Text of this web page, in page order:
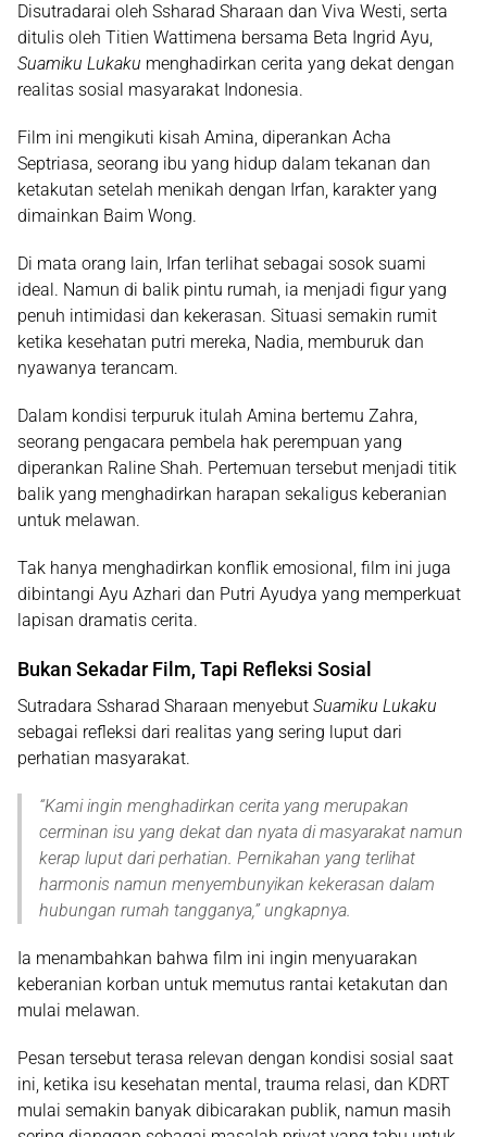
Disutradarai oleh Ssharad Sharaan dan Viva Westi, serta
ditulis oleh Titien Wattimena bersama Beta Ingrid Ayu,
Suamiku Lukaku menghadirkan cerita yang dekat dengan
realitas sosial masyarakat Indonesia.
Film ini mengikuti kisah Amina, diperankan Acha
Septriasa, seorang ibu yang hidup dalam tekanan dan
ketakutan setelah menikah dengan Irfan, karakter yang
dimainkan Baim Wong.
Di mata orang lain, Irfan terlihat sebagai sosok suami
ideal. Namun di balik pintu rumah, ia menjadi figur yang
penuh intimidasi dan kekerasan. Situasi semakin rumit
ketika kesehatan putri mereka, Nadia, memburuk dan
nyawanya terancam.
Dalam kondisi terpuruk itulah Amina bertemu Zahra,
seorang pengacara pembela hak perempuan yang
diperankan Raline Shah. Pertemuan tersebut menjadi titik
balik yang menghadirkan harapan sekaligus keberanian
untuk melawan.
Tak hanya menghadirkan konflik emosional, film ini juga
dibintangi Ayu Azhari dan Putri Ayudya yang memperkuat
lapisan dramatis cerita.
Bukan Sekadar Film, Tapi Refleksi Sosial
Sutradara Ssharad Sharaan menyebut Suamiku Lukaku
sebagai refleksi dari realitas yang sering luput dari
perhatian masyarakat.
“Kami ingin menghadirkan cerita yang merupakan
cerminan isu yang dekat dan nyata di masyarakat namun
kerap luput dari perhatian. Pernikahan yang terlihat
harmonis namun menyembunyikan kekerasan dalam
hubungan rumah tangganya,” ungkapnya.
Ia menambahkan bahwa film ini ingin menyuarakan
keberanian korban untuk memutus rantai ketakutan dan
mulai melawan.
Pesan tersebut terasa relevan dengan kondisi sosial saat
ini, ketika isu kesehatan mental, trauma relasi, dan KDRT
mulai semakin banyak dibicarakan publik, namun masih